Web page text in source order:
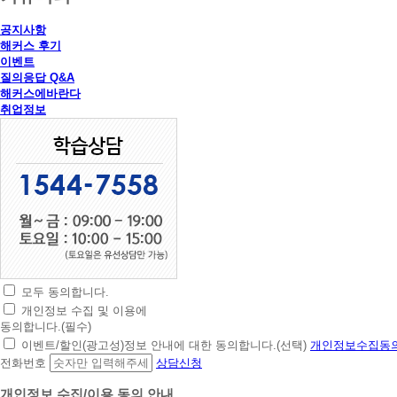
공지사항
해커스 후기
이벤트
질의응답 Q&A
해커스에바란다
취업정보
초
간
편
상
담
모두 동의합니다.
개인정보 수집 및 이용에
동의합니다.(필수)
이벤트/할인(광고성)정보 안내에 대한 동의합니다.(선택) 개인정보수집동
전화번호
상담신청